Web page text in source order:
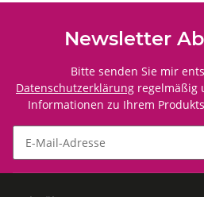
Newsletter
Bitte senden Sie mir
Datenschutzerklärung regelmäßig
Informationen zu Ihrem